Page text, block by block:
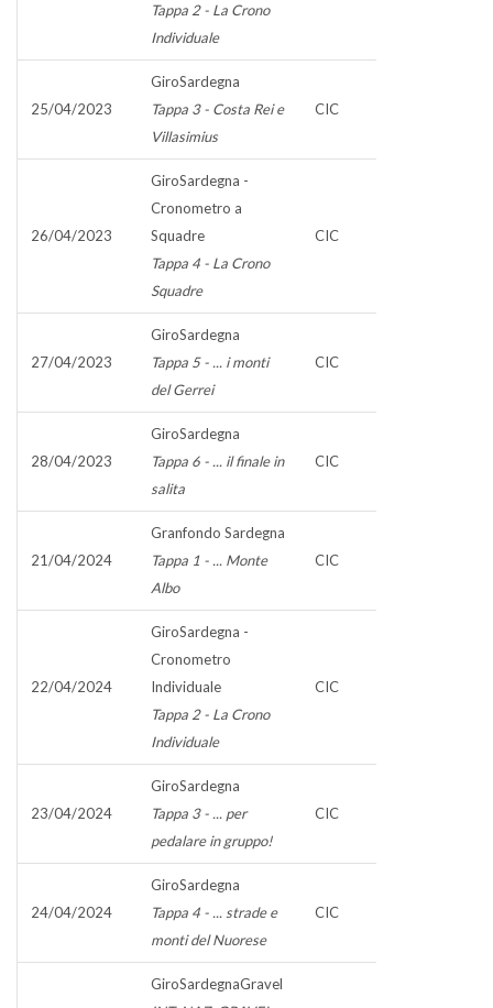
Tappa 2 - La Crono
Individuale
25/04/2023
GiroSardegna
Tappa 3 - Costa Rei e
Villasimius
CIC
26/04/2023
GiroSardegna -
Cronometro a
Squadre
Tappa 4 - La Crono
Squadre
CIC
27/04/2023
GiroSardegna
Tappa 5 - ... i monti
del Gerrei
CIC
28/04/2023
GiroSardegna
Tappa 6 - ... il finale in
salita
CIC
21/04/2024
Granfondo Sardegna
Tappa 1 - ... Monte
Albo
CIC
22/04/2024
GiroSardegna -
Cronometro
Individuale
Tappa 2 - La Crono
Individuale
CIC
23/04/2024
GiroSardegna
Tappa 3 - ... per
pedalare in gruppo!
CIC
24/04/2024
GiroSardegna
Tappa 4 - ... strade e
monti del Nuorese
CIC
GiroSardegnaGravel